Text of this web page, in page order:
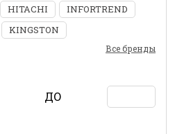
HITACHI
INFORTREND
KINGSTON
Все бренды
ДО